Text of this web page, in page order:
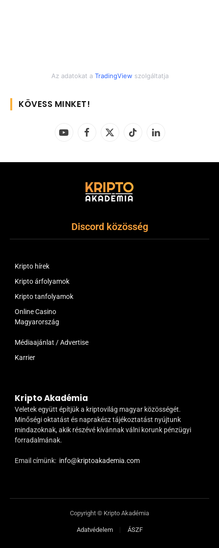
Az adatokat a TradingView szolgáltatja
KÖVESS MINKET!
YouTubeFacebook
X
TikTok LinkedIn
Discord közösség
Kripto hírek
Kripto árfolyamok
Kripto tanfolyamok
Online Casino
Magyarország
Médiaajánlat / Advertise
Karrier
Kripto Akadémia
Veletek együtt építjük a kriptovilág magyar közösségét.
Minőségi oktatást és naprakész tájékoztatást nyújtunk
mindazoknak, akik részévé kívánnak válni korunk pénzügyi
forradalmának.
Email címünk: info@kriptoakademia.com
Copyright © Kripto Akadémia
Adatvédelem ÁSZF